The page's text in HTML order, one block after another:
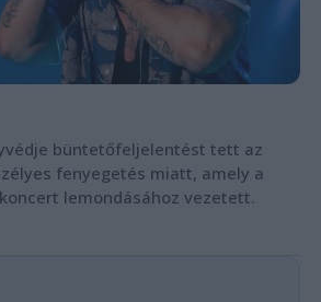
büntetőfeljelentést tett az
fenyegetés miatt, amely a
lemondásához vezetett.